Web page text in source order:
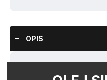
OPIS